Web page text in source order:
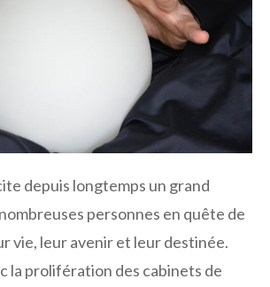
depuis longtemps un grand
personnes en quête de
vie, leur avenir et leur destinée.
la prolifération des cabinets de